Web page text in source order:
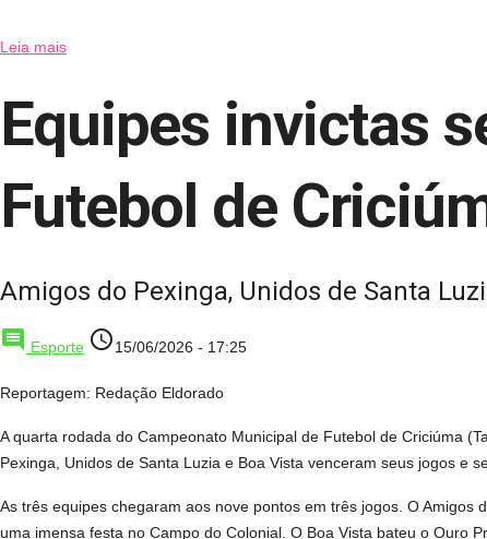
Leia mais
Equipes invictas
Futebol de
Amigos do Pexinga, Unidos de Santa
comment Esporte access_time15/06/2026 - 17:25
Reportagem: Redação Eldorado
A quarta rodada do Campeonato Municipal de Futebol de Criciúma
Pexinga, Unidos de Santa Luzia e Boa Vista venceram seus jogos e
As três equipes chegaram aos nove pontos em três jogos. O
uma imensa festa no Campo do Colonial. O Boa Vista bateu o Ouro